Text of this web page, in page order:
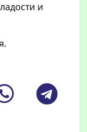
и